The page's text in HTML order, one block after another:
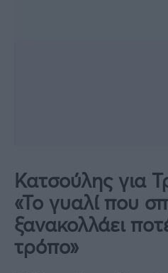
Κατσούλης για
«Το γυαλί που
ξανακολλάει
τρόπο»